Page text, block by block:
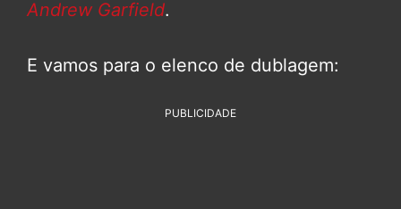
Andrew Garfield.
E vamos para o elenco de dublagem:
PUBLICIDADE